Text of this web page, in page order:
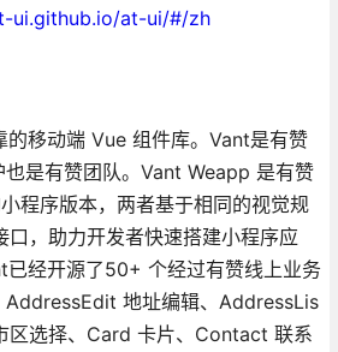
ui.github.io/at-ui/#/zh
的移动端 Vue 组件库。Vant是有赞
是有赞团队。Vant Weapp 是有赞
程序版本，两者基于相同的视觉规
口，助力开发者快速搭建小程序应
已经开源了50+ 个经过有赞线上业务
AddressEdit 地址编辑、AddressLis
区选择、Card 卡片、Contact 联系